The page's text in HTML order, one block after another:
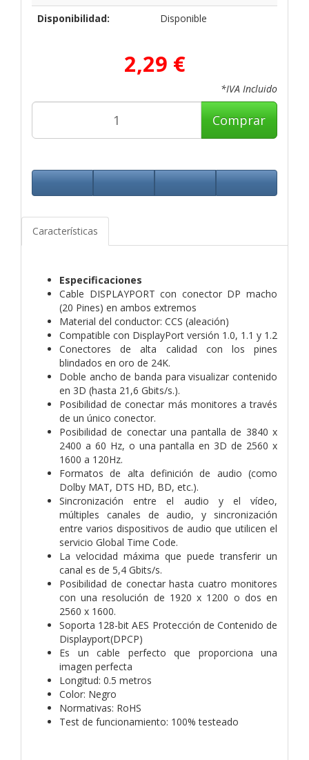
Disponibilidad:
Disponible
2,29 €
*IVA Incluido
Comprar
Características
Especificaciones
Cable DISPLAYPORT con conector DP macho
(20 Pines) en ambos extremos
Material del conductor: CCS (aleación)
Compatible con DisplayPort versión 1.0, 1.1 y 1.2
Conectores de alta calidad con los pines
blindados en oro de 24K.
Doble ancho de banda para visualizar contenido
en 3D (hasta 21,6 Gbits/s.).
Posibilidad de conectar más monitores a través
de un único conector.
Posibilidad de conectar una pantalla de 3840 x
2400 a 60 Hz, o una pantalla en 3D de 2560 x
1600 a 120Hz.
Formatos de alta definición de audio (como
Dolby MAT, DTS HD, BD, etc.).
Sincronización entre el audio y el vídeo,
múltiples canales de audio, y sincronización
entre varios dispositivos de audio que utilicen el
servicio Global Time Code.
La velocidad máxima que puede transferir un
canal es de 5,4 Gbits/s.
Posibilidad de conectar hasta cuatro monitores
con una resolución de 1920 x 1200 o dos en
2560 x 1600.
Soporta 128-bit AES Protección de Contenido de
Displayport(DPCP)
Es un cable perfecto que proporciona una
imagen perfecta
Longitud: 0.5 metros
Color: Negro
Normativas: RoHS
Test de funcionamiento: 100% testeado